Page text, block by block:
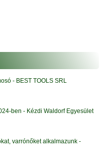
- BEST TOOLS SRL
ben - Kézdi Waldorf Egyesület
varrónőket alkalmazunk -